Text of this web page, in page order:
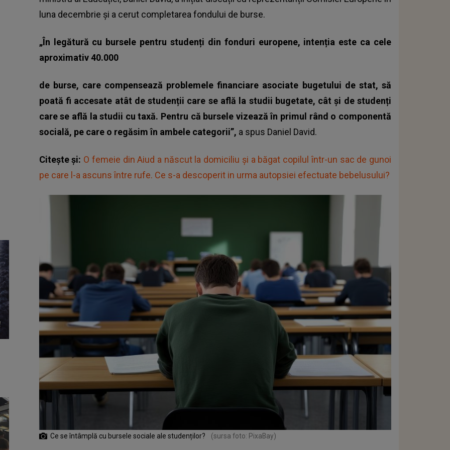
luna decembrie și a cerut completarea fondului de burse.
„În legătură cu bursele pentru studenți din fonduri europene, intenția este ca cele
aproximativ 40.000
de burse, care compensează problemele financiare asociate bugetului de stat, să
poată fi accesate atât de studenții care se află la studii bugetate, cât și de studenți
care se află la studii cu taxă. Pentru că bursele vizează în primul rând o componentă
socială, pe care o regăsim în ambele categorii”, a spus Daniel David.
Citește și: O femeie din Aiud a născut la domiciliu şi a băgat copilul într-un sac de gunoi
pe care l-a ascuns între rufe. Ce s-a descoperit in urma autopsiei efectuate bebelusului?
Ce se întâmplă cu bursele sociale ale studenților? (sursa foto: PixaBay)